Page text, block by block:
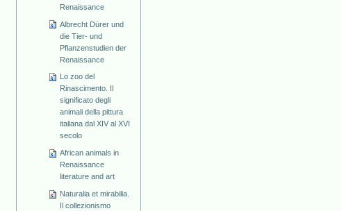
Renaissance
Albrecht Dürer und
die Tier- und
Pflanzenstudien der
Renaissance
Lo zoo del
Rinascimento. Il
significato degli
animali della pittura
italiana dal XIV al XVI
secolo
African animals in
Renaissance
literature and art
Naturalia et mirabilia.
Il collezionismo